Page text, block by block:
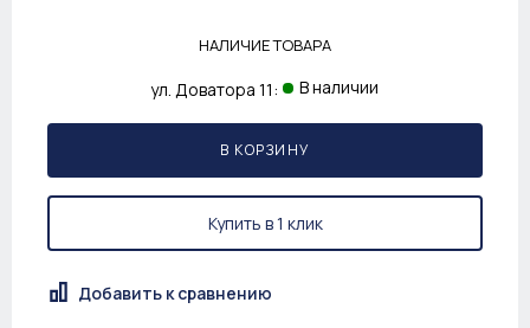
НАЛИЧИЕ ТОВАРА
ул. Доватора 11: В наличии
В КОРЗИНУ
Купить в 1 клик
Добавить к сравнению